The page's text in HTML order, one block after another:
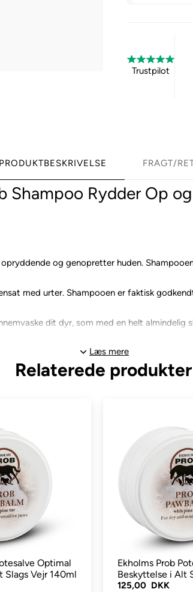
Trustpilot
PRODUKTBESKRIVELSE FRAGT/
Shampoo Rydder Op
og genopretter huden.
med urter. Shampooen er faktisk
dit dyr, som med en helt
eller blegemidler. Udedyr med et
loppeangreb. Deres hunde bliver vaskes 3
simpelthen ikke om at være på hunden - de
vil være i omgivelserne.
og fordel/masser shampooen godt ind i
Læs mere
Relaterede produkter
Optimal
Slags Vejr 140ml
Ekholms Prob
Beskyttelse i Alt
125,00 DKK